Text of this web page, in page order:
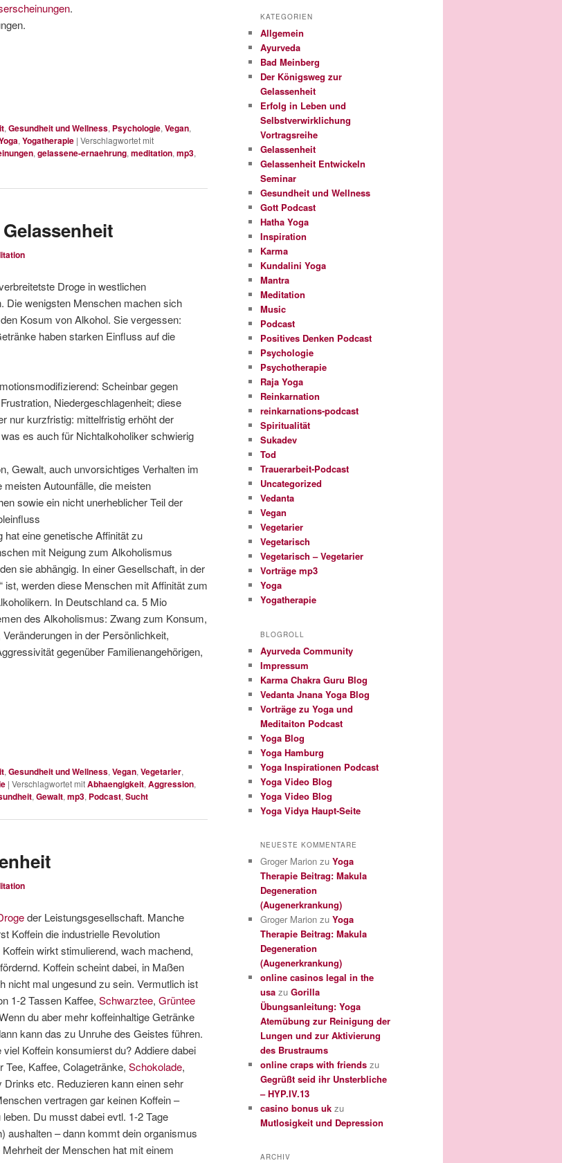
.
, Gesundheit und Wellness, Psychologie, Vegan,
, Yogatherapie | Verschlagwortet mit
, gelassene-ernaehrung, meditation, mp3,
Droge in westlichen
Die wenigsten Menschen machen sich
Kosum von Alkohol. Sie vergessen:
haben starken Einfluss auf die
Scheinbar gegen
Niedergeschlagenheit; diese
nur kurzfristig: mittelfristig erhöht der
es auch für Nichtalkoholiker schwierig
Gewalt, auch unvorsichtiges Verhalten im
Autounfälle, die meisten
sowie ein nicht unerheblicher Teil der
eine genetische Affinität zu
mit Neigung zum Alkoholismus
sie abhängig. In einer Gesellschaft, in der
ist, werden diese Menschen mit Affinität zum
In Deutschland ca. 5 Mio
des Alkoholismus: Zwang zum Konsum,
in der Persönlichkeit,
gegenüber Familienangehörigen,
, Gesundheit und Wellness, Vegan, Vegetarier,
| Verschlagwortet mitAbhaengigkeit, Aggression,
, Gewalt, mp3, Podcast, Sucht
der Leistungsgesellschaft. Manche
Koffein die industrielle Revolution
wirkt stimulierend, wach machend,
Koffein scheint dabei, in Maßen
nicht mal ungesund zu sein. Vermutlich ist
1-2 Tassen Kaffee,Schwarztee,Grüntee
du aber mehr koffeinhaltige Getränke
kann das zu Unruhe des Geistes führen.
viel Koffein konsumierst du? Addiere dabei
Kaffee, Colagetränke, Schokolade,
Drinks etc. Reduzieren kann einen sehr
vertragen gar keinen Koffein –
Du musst dabei evtl. 1-2 Tage
aushalten – dann kommt dein organismus
der Menschen hat mit einem
KATEGORIEN
Allgemein
Ayurveda
Bad Meinberg
Der Königsweg zur
Gelassenheit
Erfolg in Leben und
Selbstverwirklichung
Vortragsreihe
Gelassenheit
Gelassenheit Entwickeln
Seminar
Gesundheit und Wellness
Gott Podcast
Hatha Yoga
Inspiration
Karma
Kundalini Yoga
Mantra
Meditation
Music
Podcast
Positives Denken Podcast
Psychologie
Psychotherapie
Raja Yoga
Reinkarnation
reinkarnations-podcast
Spiritualität
Sukadev
Tod
Trauerarbeit-Podcast
Uncategorized
Vedanta
Vegan
Vegetarier
Vegetarisch
Vegetarisch – Vegetarier
Vorträge mp3
Yoga
Yogatherapie
BLOGROLL
Ayurveda Community
Impressum
Karma Chakra Guru Blog
Vedanta Jnana Yoga Blog
Vorträge zu Yoga und
Meditaiton Podcast
Yoga Blog
Yoga Hamburg
Yoga Inspirationen Podcast
Yoga Video Blog
Yoga Video Blog
Yoga Vidya Haupt-Seite
NEUESTE KOMMENTARE
Groger Marion zu Yoga
Therapie Beitrag: Makula
Degeneration
(Augenerkrankung)
Groger Marion zu Yoga
Therapie Beitrag: Makula
Degeneration
(Augenerkrankung)
online casinos legal in the
usa zu Gorilla
Übungsanleitung: Yoga
Atemübung zur Reinigung der
Lungen und zur Aktivierung
des Brustraums
online craps with friends zu
Gegrüßt seid ihr Unsterbliche
– HYP.IV.13
casino bonus uk zu
Mutlosigkeit und Depression
ARCHIV